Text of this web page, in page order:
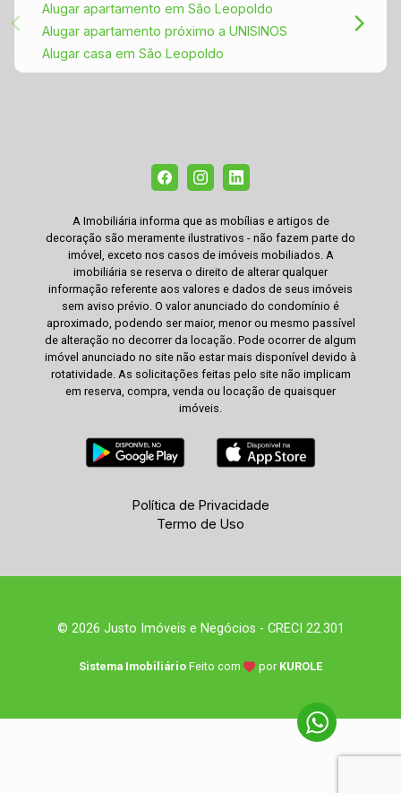
Alugar apartamento em São Leopoldo
Alugar apartamento próximo a UNISINOS
Alugar casa em São Leopoldo
A Imobiliária informa que as mobílias e artigos de
decoração são meramente ilustrativos - não fazem parte do
imóvel, exceto nos casos de imóveis mobiliados. A
imobiliária se reserva o direito de alterar qualquer
informação referente aos valores e dados de seus imóveis
sem aviso prévio. O valor anunciado do condomínio é
aproximado, podendo ser maior, menor ou mesmo passível
de alteração no decorrer da locação. Pode ocorrer de algum
imóvel anunciado no site não estar mais disponível devido à
rotatividade. As solicitações feitas pelo site não implicam
em reserva, compra, venda ou locação de quaisquer
imóveis.
Política de Privacidade
Termo de Uso
© 2026 Justo Imóveis e Negócios - CRECI 22.301
Sistema Imobiliário Feito com por KUROLE